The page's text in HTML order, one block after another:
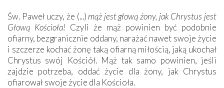
Św. Paweł uczy, że (...) mąż jest głową żony, jak Chrystus jest
Głową Kościoła! Czyli że mąż powinien być podobnie
ofiarny, bezgranicznie oddany, narażać nawet swoje życie
i szczerze kochać żonę taką ofiarną miłością, jaką ukochał
Chrystus swój Kościół. Mąż tak samo powinien, jeśli
zajdzie potrzeba, oddać życie dla żony, jak Chrystus
ofiarował swoje życie dla Kościoła.